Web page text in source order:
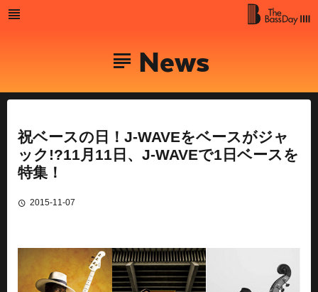
Skip
News
祝ベースの日！J-WAVEをベースがジャ
ック!?11月11日、J-WAVEで1日ベースを
特集！
2015-11-07